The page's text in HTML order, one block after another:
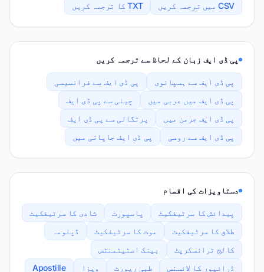
CSV میں ترجمہ کریں
TXT کا ترجمہ کریں
پی ڈی ایف زبان کے لحاظ سے ترجمہ کریں
پی ڈی ایف سے ہسپانوی
پی ڈی ایف سے فرانسیسی
پی ڈی ایف میں عربی میں
چینی سے پی ڈی ایف
پی ڈی ایف جرمن میں
پرتگالی سے پی ڈی ایف
پی ڈی ایف سے روسی
پی ڈی ایف جاپانی میں
دستاویزات کی اقسام
پیدائش کا سرٹیفکیٹ پاسپورٹ
شادی کا سرٹیفکیٹ
طلاق کا سرٹیفکیٹ
موت کا سرٹیفکیٹ
ڈپلومہ
کالج ٹرانسکرپٹ
بینک اسٹیٹمنٹس
ڈرائیور کا لائسنس
طبی رپورٹ ویزا Apostille